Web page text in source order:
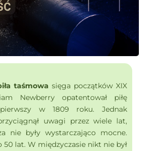
taśmowa sięga początków XIX
Newberry opatentował piłę
w 1809 roku. Jednak
uwagi przez wiele lat,
nie były wystarczająco mocne.
50 lat. W międzyczasie nikt nie był